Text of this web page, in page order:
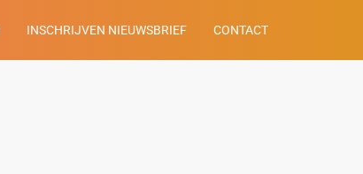
INSCHRIJVEN NIEUWSBRIEF CONTACT